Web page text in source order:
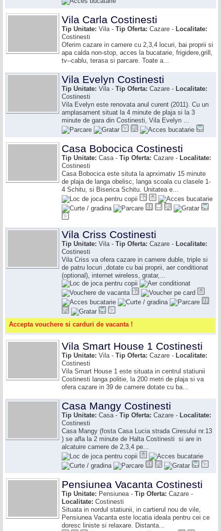
Vila Carla Costinesti
Tip Unitate: Vila - Tip Oferta: Cazare - Localitate:
Costinesti
Oferim cazare in camere cu 2,3,4 locuri, bai proprii si
apa calda non-stop, acces la bucatarie, frigidere,grill,
tv--cablu, terasa si parcare. Toate a...
Vila Evelyn Costinesti
Tip Unitate: Vila - Tip Oferta: Cazare - Localitate:
Costinesti
Vila Evelyn este renovata anul curent (2011). Cu un
amplasament situat la 4 minute de plaja si la 3
minute de gara din Costinesti, Vila Evelyn ...
Casa Bobocica Costinesti
Tip Unitate: Casa - Tip Oferta: Cazare - Localitate:
Costinesti
Casa Bobocica este situta la aprximativ 15 minute
de plaja de langa obelisc, langa scoala cu clasele 1-
4 Schitu, si Biserica Schitu. Unitatea e...
Vila Criss Costinesti
Tip Unitate: Vila - Tip Oferta: Cazare - Localitate:
Costinesti
Vila Criss va ofera cazare in camere duble, triple si
de patru locuri ,dotate cu bai proprii, aer conditionat
(optional), internet wireless, gratar,...
Accepta vouchere si carduri de vacanta !
Vila Smart House 1 Costinesti
Tip Unitate: Vila - Tip Oferta: Cazare - Localitate:
Costinesti
Vila Smart House 1 este situata in centrul statiunii
Costinesti langa politie, la 200 metri de plaja si va
ofera cazare in 39 de camere dotate cu ba...
Casa Mangy Costinesti
Tip Unitate: Casa - Tip Oferta: Cazare - Localitate:
Costinesti
Casa Mangy (fosta Casa Lucia strada Ciresului nr.13
) se afla la 2 minute de Halta Costinesti si are in
alcatuire camere de 2,3,4 pe...
Pensiunea Vacanta Costinesti
Tip Unitate: Pensiunea - Tip Oferta: Cazare -
Localitate: Costinesti
Situata in nordul statiunii, in cartierul nou de vile,
Pensiunea Vacanta este locatia ideala pentru cei ce
doresc liniste si relaxare. Distanta...